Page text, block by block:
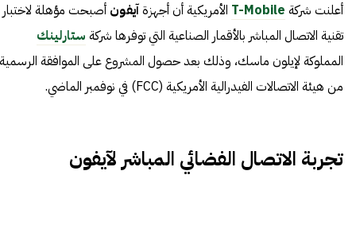
أعلنت شركة T-Mobile الأمريكية أن أجهزةآيفون أصبحت مؤهلة لاختبار
تقنية الاتصال المباشر بالأقمار الصناعية التي توفرها شركة ستارلينك
المملوكة لإيلون ماسك، وذلك بعد حصول المشروع على الموافقة الرسمية
من هيئة الاتصالات الفيدرالية الأمريكية (FCC) في نوفمبر الماضي.
تجربة الاتصال الفضائي المباشر لآيفون